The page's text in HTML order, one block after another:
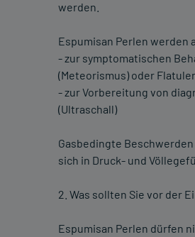
werden.
Espumisan Perlen werden
- zur symptomatischen
(Meteorismus) oder
- zur Vorbereitung von
(Ultraschall)
Gasbedingte
sich in Druck- und
2. Was sollten Sie vor der
Espumisan Perlen dürfen